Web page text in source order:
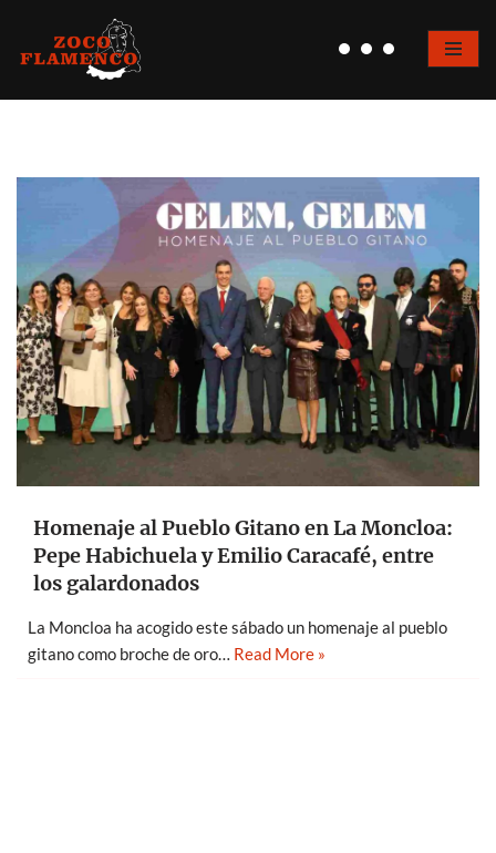
Saltar
Homenaje al Pueblo Gitano en La Moncloa:
Pepe Habichuela y Emilio Caracafé, entre
los galardonados
La Moncloa ha acogido este sábado un homenaje al pueblo
gitano como broche de oro… Read More »